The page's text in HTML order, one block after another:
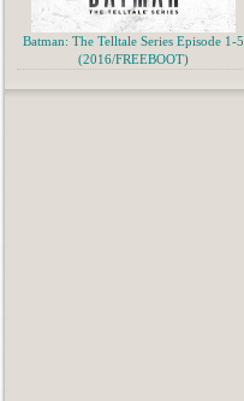
Batman: The Telltale Series Episode 1-5
(2016/FREEBOOT)